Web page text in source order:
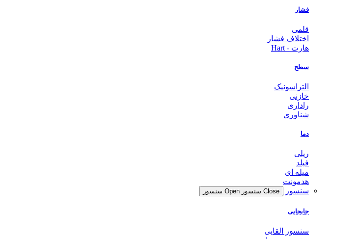
فشار
قلمی
اختلاف فشار
هارت - Hart
سطح
التراسونیک
خازنی
راداری
شناوری
دما
ریلی
فیلد
میله ای
هدمونت
سنسور
Close سنسور Open سنسور
جابجایی
سنسور القایی